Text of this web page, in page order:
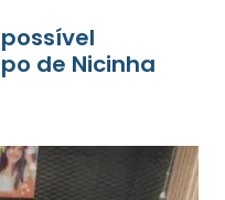
de Nicinha